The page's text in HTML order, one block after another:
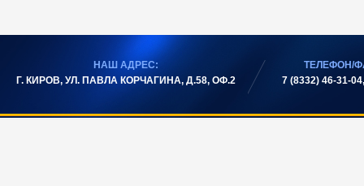
НАШ АДРЕС:
Г. КИРОВ, УЛ. ПАВЛА КОРЧАГИНА, Д.58, ОФ.2
ТЕЛЕФОН/
7 (8332) 46-31-